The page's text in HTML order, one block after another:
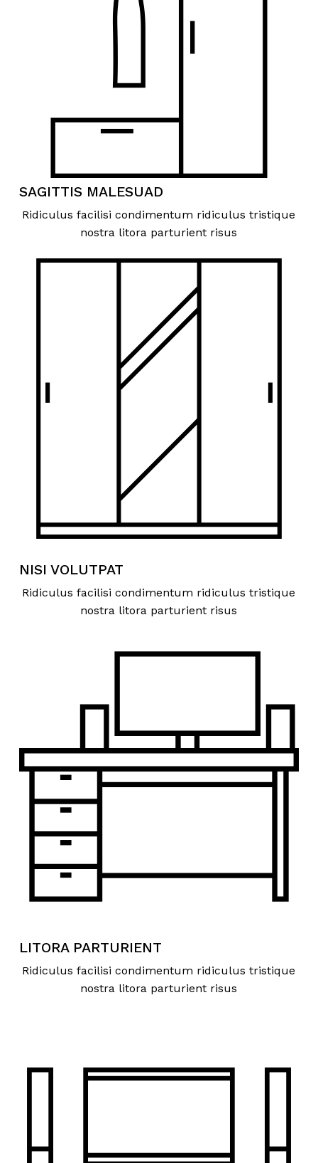
SAGITTIS MALESUAD
Ridiculus facilisi condimentum ridiculus tristique
nostra litora parturient risus
NISI VOLUTPAT
Ridiculus facilisi condimentum ridiculus tristique
nostra litora parturient risus
LITORA PARTURIENT
Ridiculus facilisi condimentum ridiculus tristique
nostra litora parturient risus